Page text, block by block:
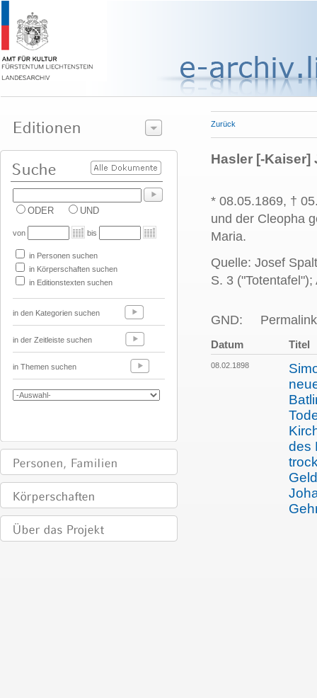
ODER UND
von bis
in Personen suchen
in Körperschaften suchen
in Editionstexten suchen
in den Kategorien suchen
in der Zeitleiste suchen
in Themen suchen
Zurück
Hasler [-Kaiser]
* 08.05.1869, †
und der Cleopha
Maria.
Quelle: Josef
S. 3
GND:
Datum Titel
08.02.1898
des